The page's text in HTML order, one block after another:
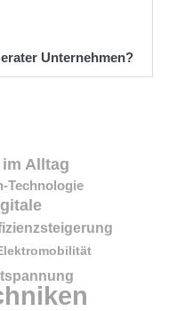
Unternehmen?
Alltag
Technologie